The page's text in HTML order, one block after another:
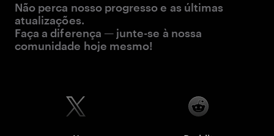
Não perca nosso progresso e as últimas
atualizações.
Faça a diferença — junte-se à nossa
comunidade hoje mesmo!